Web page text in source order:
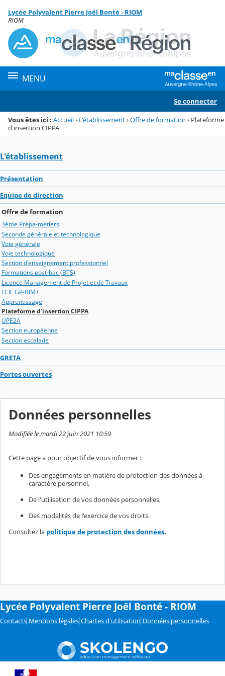
Menu de la rubrique
Contenu
Lycée Polyvalent Pierre Joël Bonté - RIOM
RIOM
MENU
Se connecter
Vous êtes ici : Accueil› L'établissement›Offre de formation › Plateforme
d'insertion CIPPA
L'établissement
Présentation
Equipe de direction
Offre de formation
3ème Prépa-métiers
Seconde générale et technologique
Voie générale
Voie technologique
Section d'enseignement professionnel
Formations post-bac (BTS)
Licence Management de Projet et de Travaux
FCIL GP-BIM+
Apprentissage
Plateforme d'insertion CIPPA
UPE2A
Section européenne
Section escalade
GRETA
Portes ouvertes
Données personnelles
Modifiée le mardi 22 juin 2021 10:59
Cette page a pour objectif de vous informer :
Des engagements en matière de protection des données à
caractère personnel,
De l'utilisation de vos données personnelles,
Des modalités de l'exercice de vos droits.
Consultez la politique de protection des données.
Lycée Polyvalent Pierre Joël Bonté - RIOM
Contacts Mentions légales Chartes d'utilisation Données personnelles